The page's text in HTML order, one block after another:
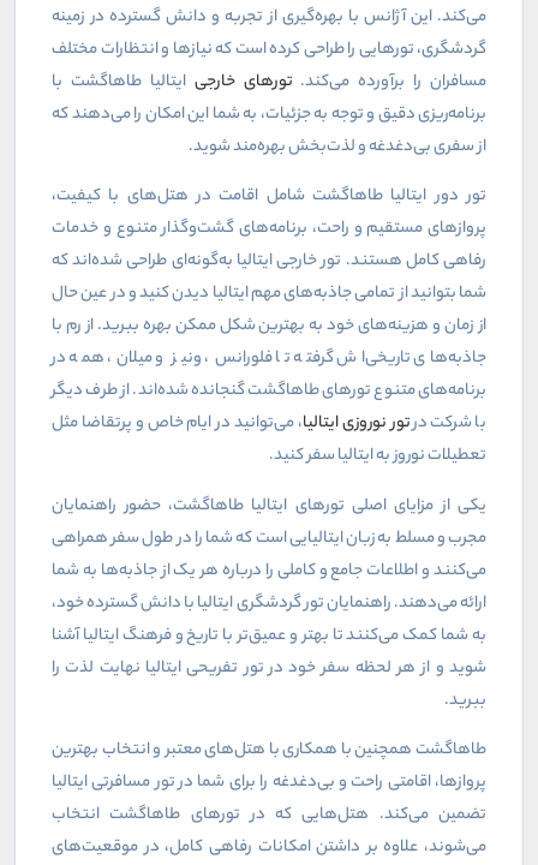
می‌کند. این آژانس با بهره‌گیری از تجربه و دانش گسترده در زمینه
گردشگری، تورهایی را طراحی کرده است که نیازها و انتظارات مختلف
مسافران را برآورده می‌کند. تورهای خارجی ایتالیا طاهاگشت با
برنامه‌ریزی دقیق و توجه به جزئیات، به شما این امکان را می‌دهند که
از سفری بی‌دغدغه و لذت‌بخش بهره‌مند شوید.
تور دور ایتالیا طاهاگشت شامل اقامت در هتل‌های با کیفیت،
پروازهای مستقیم و راحت، برنامه‌های گشت‌وگذار متنوع و خدمات
رفاهی کامل هستند. تور خارجی ایتالیا به‌گونه‌ای طراحی شده‌اند که
شما بتوانید از تمامی جاذبه‌های مهم ایتالیا دیدن کنید و در عین حال
از زمان و هزینه‌های خود به بهترین شکل ممکن بهره ببرید. از رم با
جاذبه‌های تاریخی‌اش گرفته تا فلورانس، ونیز و میلان، همه در
برنامه‌های متنوع تورهای طاهاگشت گنجانده شده‌اند. از طرف دیگر
با شرکت درتور نوروزی ایتالیا، می‌توانید در ایام خاص و پرتقاضا مثل
تعطیلات نوروز به ایتالیا سفر کنید.
یکی از مزایای اصلی تورهای ایتالیا طاهاگشت، حضور راهنمایان
مجرب و مسلط به زبان ایتالیایی است که شما را در طول سفر همراهی
می‌کنند و اطلاعات جامع و کاملی را درباره هر یک از جاذبه‌ها به شما
ارائه می‌دهند. راهنمایان تور گردشگری ایتالیا با دانش گسترده خود،
به شما کمک می‌کنند تا بهتر و عمیق‌تر با تاریخ و فرهنگ ایتالیا آشنا
شوید و از هر لحظه سفر خود در تور تفریحی ایتالیا نهایت لذت را
ببرید.
طاهاگشت همچنین با همکاری با هتل‌های معتبر و انتخاب بهترین
پروازها، اقامتی راحت و بی‌دغدغه را برای شما در تور مسافرتی ایتالیا
تضمین می‌کند. هتل‌هایی که در تورهای طاهاگشت انتخاب
می‌شوند، علاوه بر داشتن امکانات رفاهی کامل، در موقعیت‌های